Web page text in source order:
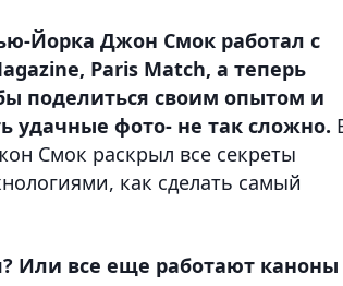
Йорка Джон Смок работал с
Paris Match, а теперь
поделиться своим опытом и
удачные фото- не так сложно.
Смок раскрыл все секреты
как сделать самый
Или все еще работают каноны